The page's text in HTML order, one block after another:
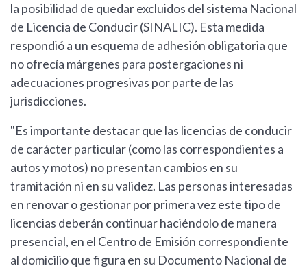
la posibilidad de quedar excluidos del sistema Nacional
de Licencia de Conducir (SINALIC). Esta medida
respondió a un esquema de adhesión obligatoria que
no ofrecía márgenes para postergaciones ni
adecuaciones progresivas por parte de las
jurisdicciones.
"Es importante destacar que las licencias de conducir
de carácter particular (como las correspondientes a
autos y motos) no presentan cambios en su
tramitación ni en su validez. Las personas interesadas
en renovar o gestionar por primera vez este tipo de
licencias deberán continuar haciéndolo de manera
presencial, en el Centro de Emisión correspondiente
al domicilio que figura en su Documento Nacional de